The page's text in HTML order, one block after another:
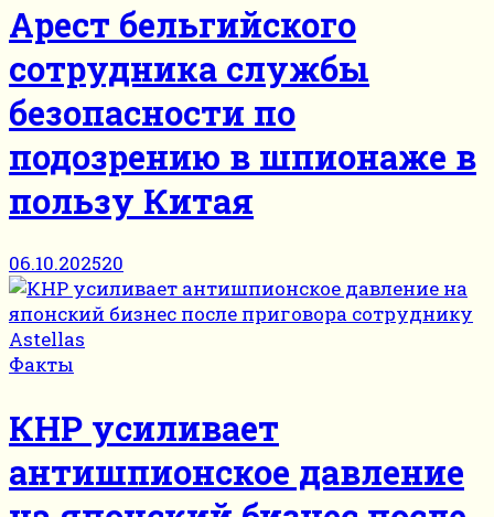
Арест бельгийского
сотрудника службы
безопасности по
подозрению в шпионаже в
пользу Китая
06.10.202520
Факты
КНР усиливает
антишпионское давление